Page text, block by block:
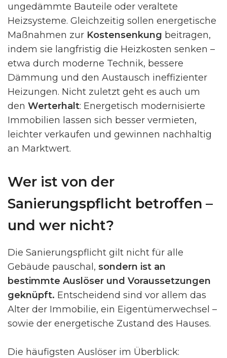
ungedämmte Bauteile oder veraltete
Heizsysteme. Gleichzeitig sollen energetische
Maßnahmen zur Kostensenkung beitragen,
indem sie langfristig die Heizkosten senken –
etwa durch moderne Technik, bessere
Dämmung und den Austausch ineffizienter
Heizungen. Nicht zuletzt geht es auch um
den Werterhalt: Energetisch modernisierte
Immobilien lassen sich besser vermieten,
leichter verkaufen und gewinnen nachhaltig
an Marktwert.
Wer ist von der
Sanierungspflicht betroffen –
und wer nicht?
Die Sanierungspflicht gilt nicht für alle
Gebäude pauschal, sondern ist an
bestimmte Auslöser und Voraussetzungen
geknüpft. Entscheidend sind vor allem das
Alter der Immobilie, ein Eigentümerwechsel –
sowie der energetische Zustand des Hauses.
Die häufigsten Auslöser im Überblick: